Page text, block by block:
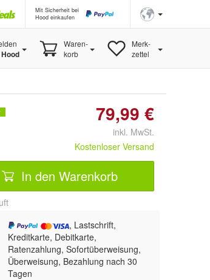
Mit Sicherheit bei
Hood einkaufen
Waren-
korb
Merk-
zettel
79,99 €
inkl. MwSt.
Kostenloser Versand
In den Warenkorb
, Lastschrift,
Kreditkarte, Debitkarte,
Ratenzahlung, Sofortüberweisung,
Überweisung, Bezahlung nach 30
Tagen